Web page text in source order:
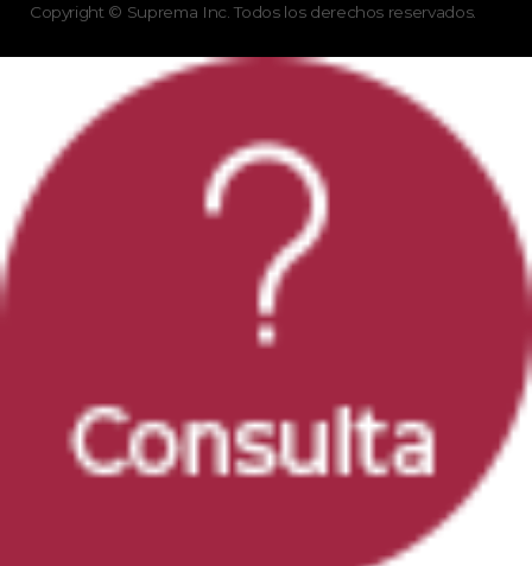
Copyright © Suprema Inc. Todos los derechos reservados.